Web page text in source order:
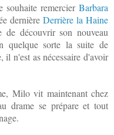
souhaite remercierBarbara
dernière Derrière la Haine
de découvrir son nouveau
sorte la suite de
n'est as nécessaire d'avoir
Milo vit maintenant chez
drame se prépare et tout